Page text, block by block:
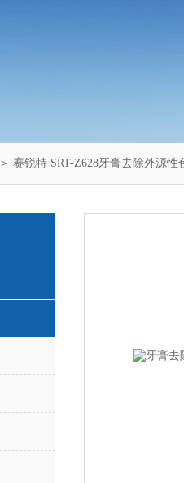
＞ 赛锐特 SRT-Z628牙膏去除外源